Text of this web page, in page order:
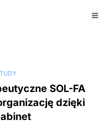
SOL-FA
dzięki